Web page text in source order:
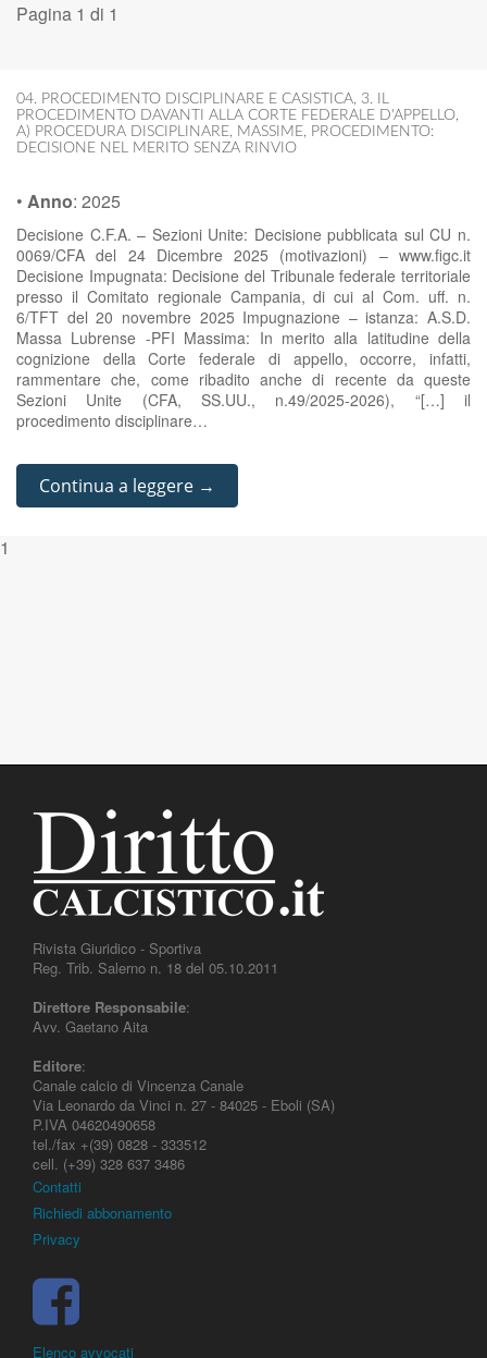
Pagina 1 di 1
04. PROCEDIMENTO DISCIPLINARE E CASISTICA, 3. IL
PROCEDIMENTO DAVANTI ALLA CORTE FEDERALE D'APPELLO,
A) PROCEDURA DISCIPLINARE, MASSIME, PROCEDIMENTO:
DECISIONE NEL MERITO SENZA RINVIO
• Anno: 2025
Decisione C.F.A. – Sezioni Unite: Decisione pubblicata sul CU n.
0069/CFA del 24 Dicembre 2025 (motivazioni) – www.figc.it
Decisione Impugnata: Decisione del Tribunale federale territoriale
presso il Comitato regionale Campania, di cui al Com. uff. n.
6/TFT del 20 novembre 2025 Impugnazione – istanza: A.S.D.
Massa Lubrense -PFI Massima: In merito alla latitudine della
cognizione della Corte federale di appello, occorre, infatti,
rammentare che, come ribadito anche di recente da queste
Sezioni Unite (CFA, SS.UU., n.49/2025-2026), “[…] il
procedimento disciplinare…
Continua a leggere →
1
Rivista Giuridico - Sportiva
Reg. Trib. Salerno n. 18 del 05.10.2011
Direttore Responsabile:
Avv. Gaetano Aita
Editore:
Canale calcio di Vincenza Canale
Via Leonardo da Vinci n. 27 - 84025 - Eboli (SA)
P.IVA 04620490658
tel./fax +(39) 0828 - 333512
cell. (+39) 328 637 3486
Contatti
Richiedi abbonamento
Privacy
Elenco avvocati